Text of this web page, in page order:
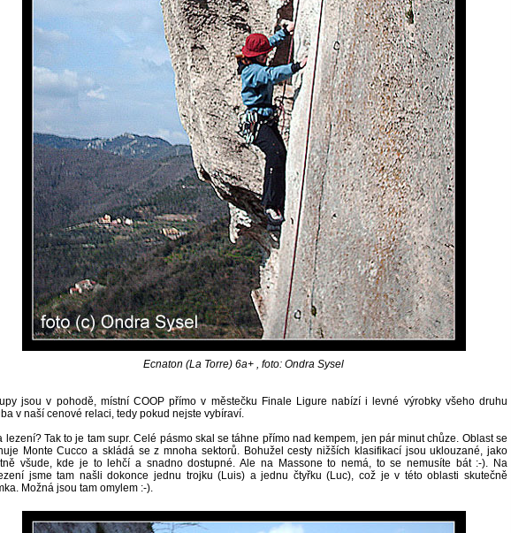
Ecnaton (La Torre) 6a+ , foto: Ondra Sysel
jsou v pohodě, místní COOP přímo v městečku Finale Ligure nabízí i levné výrobky všeho druhu
v naší cenové relaci, tedy pokud nejste vybíraví.
lezení? Tak to je tam supr. Celé pásmo skal se táhne přímo nad kempem, jen pár minut chůze. Oblast se
Monte Cucco a skládá se z mnoha sektorů. Bohužel cesty nižších klasifikací jsou uklouzané, jako
všude, kde je to lehčí a snadno dostupné. Ale na Massone to nemá, to se nemusíte bát :-). Na
jsme tam našli dokonce jednu trojku (Luis) a jednu čtyřku (Luc), což je v této oblasti skutečně
Možná jsou tam omylem :-).